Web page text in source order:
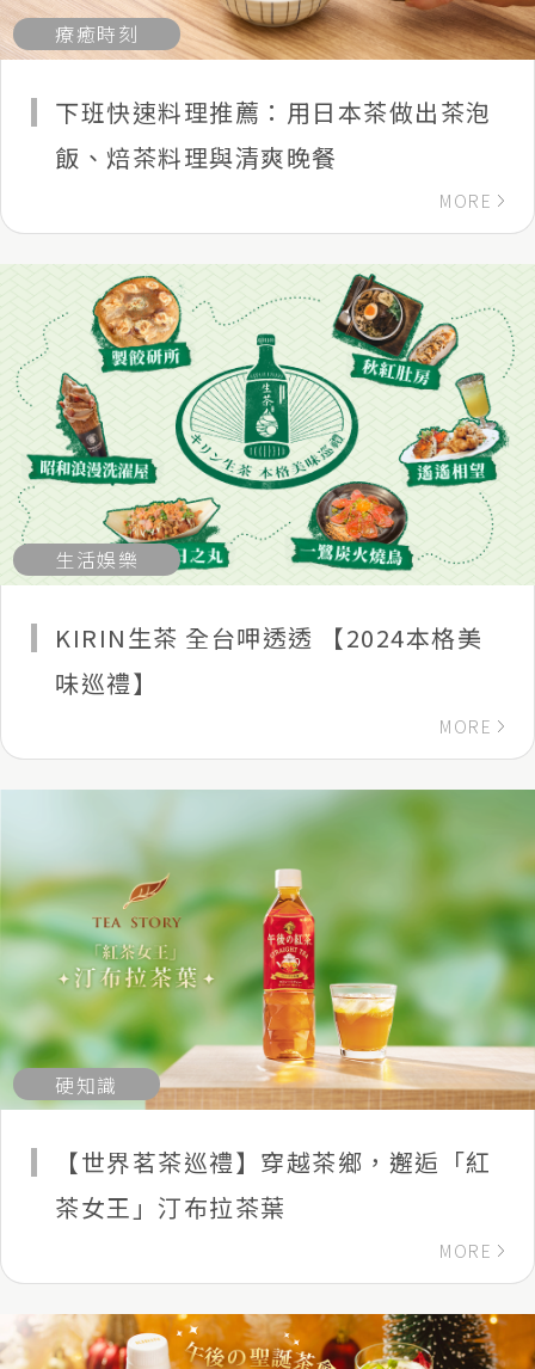
療癒時刻
下班快速料理推薦：用日本茶做出茶泡
飯、焙茶料理與清爽晚餐
MORE
生活娛樂
KIRIN生茶 全台呷透透 【2024本格美
味巡禮】
MORE
硬知識
【世界茗茶巡禮】穿越茶鄉，邂逅「紅
茶女王」汀布拉茶葉
MORE